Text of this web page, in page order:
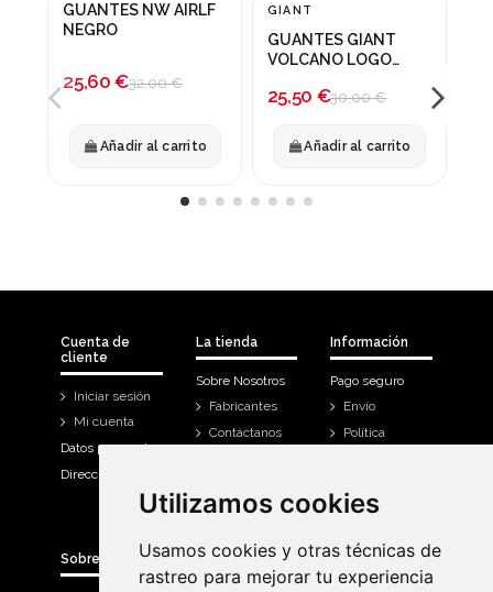
Utilizamos cookies
Usamos cookies y otras técnicas de
rastreo para mejorar tu experiencia
Utilizamos cookies
Usamos cookies y otras técnicas de
rastreo para mejorar tu experiencia
¡En oferta!
GUANTES NW AIRLF
NEGRO
25,60 €32,00 €
Añadir al carrito
-15%
GIANT
GUANTES GIANT
VOLCANO LOGO
25,50 €30,00 €
Añadir al carrito
Cuenta de
cliente
Iniciar sesión
Mi cuenta
Datos personales
Direcciones
La tienda
Sobre Nosotros
Fabricantes
Contáctanos
Información
Pago seguro
Envío
Política
Historial de
Sobre Bicicletas Sanchis